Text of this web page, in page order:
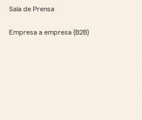
Sala de Prensa
Empresa a empresa (B2B)